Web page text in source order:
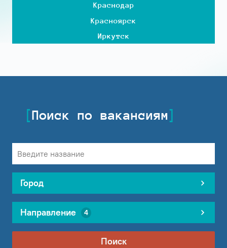
Краснодар
Красноярск
Иркутск
Поиск по вакансиям
Город
Направление 4
Поиск